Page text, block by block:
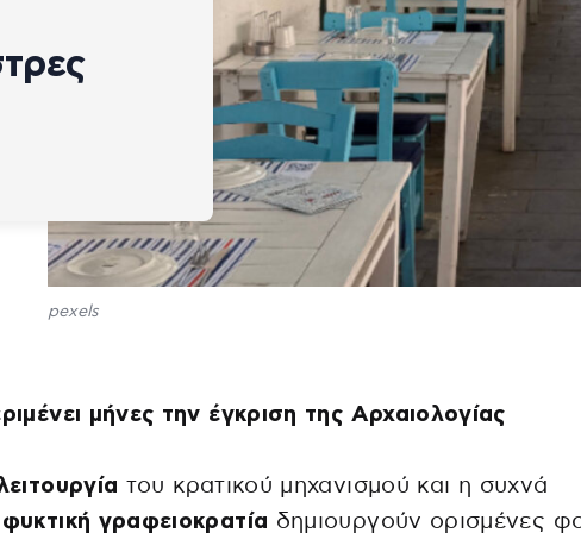
pexels
μήνες την έγκριση της Αρχαιολογίας
του κρατικού μηχανισμού και η συχνά
γραφειοκρατία δημιουργούν ορισμένες